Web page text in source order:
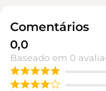
Comentários
0,0
Baseado em 0